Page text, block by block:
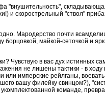
"внушительность",
и скорострельный "ствол"
Мародерство почти
борцовкой, майкой-сеточкой и
Чувствую в вас дух истинных
не лишены тактики - в ходу
или имперские рейлганы,
вашу филейку свинцом?),
команде,